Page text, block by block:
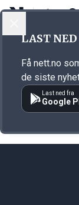
Emne:
KORT FORTALT
Lysbakken
LAST
Få nett.no
de siste
Last ned fra
Google